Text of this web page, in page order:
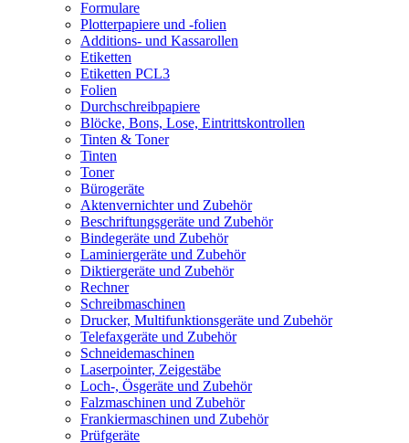
Formulare
Plotterpapiere und -folien
Additions- und Kassarollen
Etiketten
Etiketten PCL3
Folien
Durchschreibpapiere
Blöcke, Bons, Lose, Eintrittskontrollen
Tinten & Toner
Tinten
Toner
Bürogeräte
Aktenvernichter und Zubehör
Beschriftungsgeräte und Zubehör
Bindegeräte und Zubehör
Laminiergeräte und Zubehör
Diktiergeräte und Zubehör
Rechner
Schreibmaschinen
Drucker, Multifunktionsgeräte und Zubehör
Telefaxgeräte und Zubehör
Schneidemaschinen
Laserpointer, Zeigestäbe
Loch-, Ösgeräte und Zubehör
Falzmaschinen und Zubehör
Frankiermaschinen und Zubehör
Prüfgeräte